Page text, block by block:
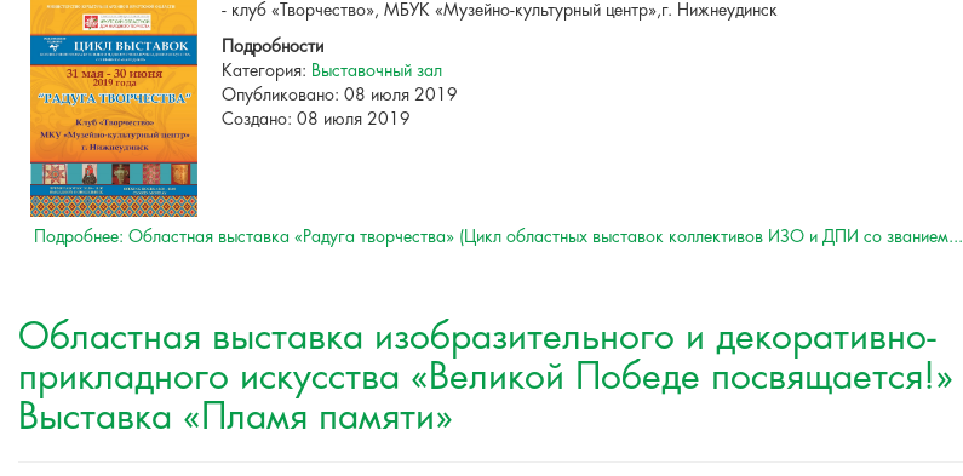
- клуб «Творчество», МБУК «Музейно-культурный центр»,г. Нижнеудинск
Подробности
Категория: Выставочный зал
Опубликовано: 08 июля 2019
Создано: 08 июля 2019
Подробнее: Областная выставка «Радуга творчества» (Цикл областных выставок коллективов ИЗО и ДПИ со званием...
Областная выставка изобразительного и декоративно-
прикладного искусства «Великой Победе посвящается!»
Выставка «Пламя памяти»